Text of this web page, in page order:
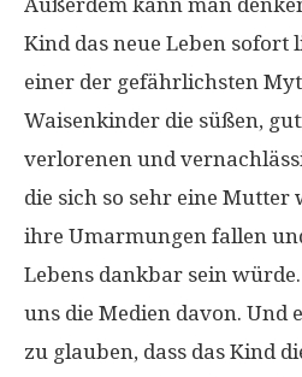
Außerdem kann man
Kind das neue Leben sofort
einer der gefährlichsten
Waisenkinder die süßen,
verlorenen und
die sich so sehr eine Mutter
ihre Umarmungen fallen
Lebens dankbar sein
uns die Medien davon. Und
zu glauben, dass das Kind